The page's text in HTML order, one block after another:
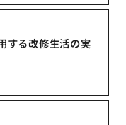
する改修生活の実